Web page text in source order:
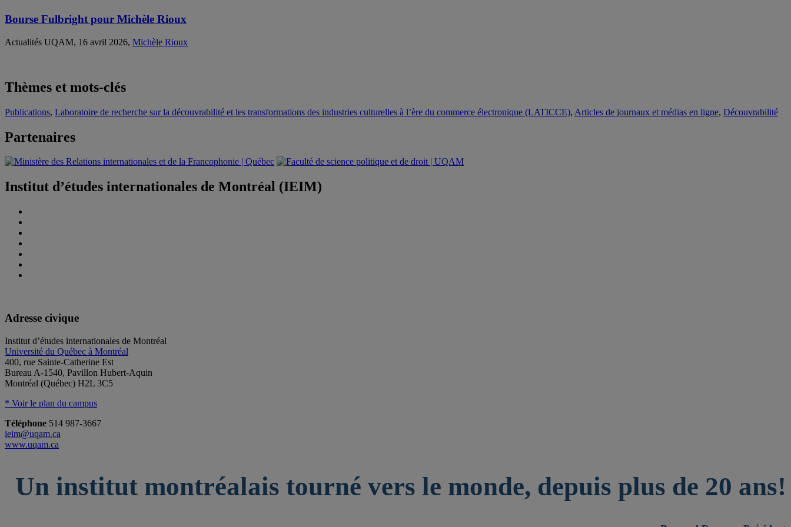
Bourse Fulbright pour Michèle Rioux
Actualités UQAM, 16 avril 2026, Michèle Rioux
Thèmes et mots-clés
Publications, Laboratoire de recherche sur la découvrabilité et les transformations des industries culturelles à l’ère du commerce électronique (LATICCE), Articles de journaux et médias en ligne, Découvrabilité
Partenaires
Institut d’études internationales de Montréal (IEIM)
Adresse civique
Institut d’études internationales de Montréal
Université du Québec à Montréal
400, rue Sainte-Catherine Est
Bureau A-1540, Pavillon Hubert-Aquin
Montréal (Québec) H2L 3C5
* Voir le plan du campus
Téléphone 514 987-3667
ieim@uqam.ca
www.uqam.ca
Un institut montréalais tourné vers le monde, depuis plus de 20 ans!